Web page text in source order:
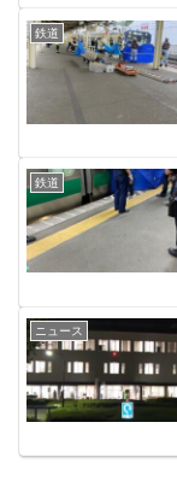
鉄道
鉄道
ニュース